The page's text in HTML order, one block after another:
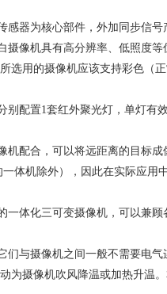
器为核心部件，外加同步信号
像机具有高分辨率、低照度
选用的摄像机应该支持彩色（
配置1套红外聚光灯，单灯有
配合，可以将远距离的目标
体机除外），因此在实际应用
体化三可变摄像机，可以兼顾
与摄像机之间一般不需要电
为摄像机吹风降温或加热升温